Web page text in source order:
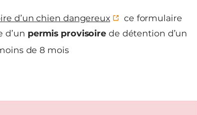
d’un chien dangereux
ce formulaire
d’un permis provisoire de détention d’un
de 8 mois